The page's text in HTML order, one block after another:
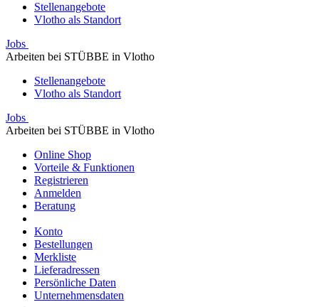
Stellenangebote
Vlotho als Standort
Jobs
Arbeiten bei STÜBBE in Vlotho
Stellenangebote
Vlotho als Standort
Jobs
Arbeiten bei STÜBBE in Vlotho
Online Shop
Vorteile & Funktionen
Registrieren
Anmelden
Beratung
Konto
Bestellungen
Merkliste
Lieferadressen
Persönliche Daten
Unternehmensdaten